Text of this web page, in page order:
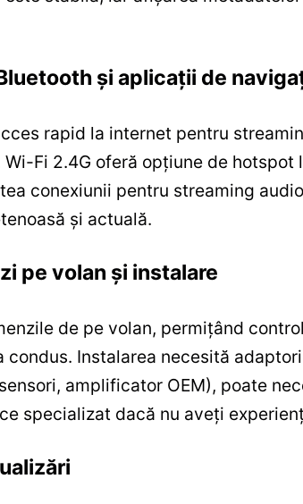
și aplicații de
rapid la internet pentru
Wi-Fi 2.4G oferă opțiune de
conexiunii pentru streaming
și actuală.
pe volan și instalare
de pe volan, permițând
Instalarea necesită
amplificator OEM), poate
specializat dacă nu aveți